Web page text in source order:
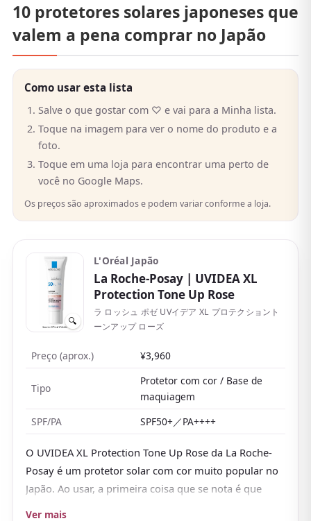
10 protetores solares japoneses que
valem a pena comprar no Japão
Como usar esta lista
Salve o que gostar com ♡ e vai para a Minha lista.
Toque na imagem para ver o nome do produto e a
foto.
Toque em uma loja para encontrar uma perto de
você no Google Maps.
Os preços são aproximados e podem variar conforme a loja.
🔍
L'Oréal Japão
La Roche-Posay | UVIDEA XL
Protection Tone Up Rose
ラ ロッシュ ポゼ UVイデア XL プロテクショント
ーンアップ ローズ
Preço (aprox.) ¥3,960
Tipo
Protetor com cor / Base de
maquiagem
SPF/PA
SPF50+／PA++++
O UVIDEA XL Protection Tone Up Rose da La Roche-
Posay é um protetor solar com cor muito popular no
Japão. Ao usar, a primeira coisa que se nota é que
Ver mais